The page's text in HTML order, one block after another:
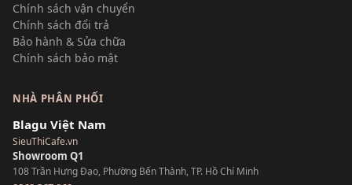
Chính sách vận chuyển
Chính sách đổi trả
Bảo hành & Sửa chữa
Chính sách bảo mật
NHÀ PHÂN PHỐI
Blagu Việt Nam
SieuThiCafe.vn
Showroom Q1
108 Trần Hưng Đạo, Phường Bến Thành, TP. Hồ Chí Minh